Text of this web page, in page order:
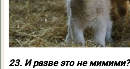
23. И разве это не мимими?